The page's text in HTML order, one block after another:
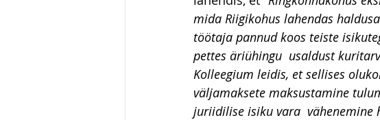
mida Riigikohus lahendas
töötaja pannud koos teiste
pettes äriühingu  usaldust
Kolleegium leidis, et sellises
väljamaksete maksustamine
juriidilise isiku vara  vähenemine